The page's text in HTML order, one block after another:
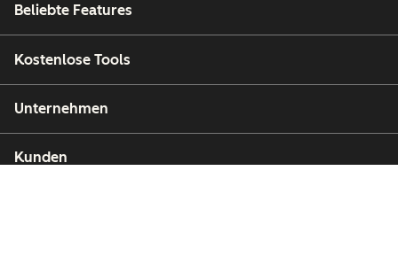
Beliebte Features
Kostenlose Tools
Unternehmen
Kunden